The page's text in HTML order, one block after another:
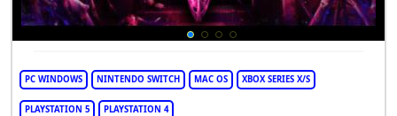
PC WINDOWS NINTENDO SWITCH MAC OS XBOX SERIES X/S
PLAYSTATION 5 PLAYSTATION 4